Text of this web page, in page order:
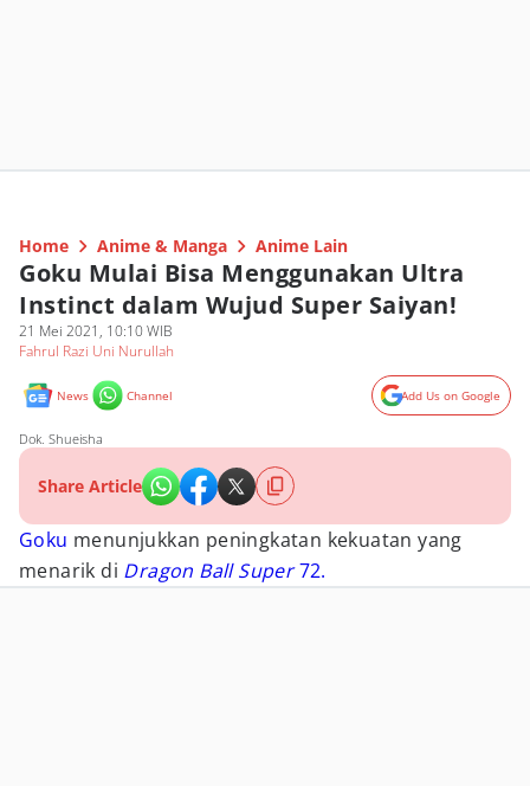
Home Anime & Manga Anime Lain
Goku Mulai Bisa Menggunakan Ultra
Instinct dalam Wujud Super Saiyan!
21 Mei 2021, 10:10 WIB
Fahrul Razi Uni Nurullah
News Channel Add Us on Google
Dok. Shueisha
Share Article
Goku menunjukkan peningkatan kekuatan yang
menarik di Dragon Ball Super72.